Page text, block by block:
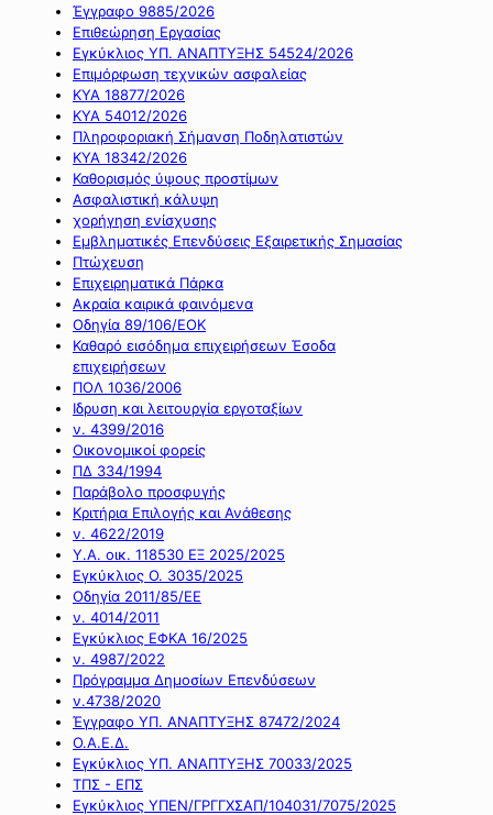
Έγγραφο 9885/2026
Επιθεώρηση Εργασίας
Εγκύκλιος ΥΠ. ΑΝΑΠΤΥΞΗΣ 54524/2026
Επιμόρφωση τεχνικών ασφαλείας
ΚΥΑ 18877/2026
ΚΥΑ 54012/2026
Πληροφοριακή Σήμανση Ποδηλατιστών
ΚΥΑ 18342/2026
Καθορισμός ύψους προστίμων
Ασφαλιστική κάλυψη
χορήγηση ενίσχυσης
Εμβληματικές Επενδύσεις Εξαιρετικής Σημασίας
Πτώχευση
Επιχειρηματικά Πάρκα
Ακραία καιρικά φαινόμενα
Οδηγία 89/106/ΕΟΚ
Καθαρό εισόδημα επιχειρήσεων Έσοδα
επιχειρήσεων
ΠΟΛ 1036/2006
Ιδρυση και λειτουργία εργοταξίων
ν. 4399/2016
Οικονομικοί φορείς
ΠΔ 334/1994
Παράβολο προσφυγής
Κριτήρια Επιλογής και Ανάθεσης
ν. 4622/2019
Υ.Α. οικ. 118530 ΕΞ 2025/2025
Εγκύκλιος Ο. 3035/2025
Οδηγία 2011/85/ΕΕ
ν. 4014/2011
Εγκύκλιος ΕΦΚΑ 16/2025
ν. 4987/2022
Πρόγραμμα Δημοσίων Επενδύσεων
ν.4738/2020
Έγγραφο ΥΠ. ΑΝΑΠΤΥΞΗΣ 87472/2024
Ο.Α.Ε.Δ.
Εγκύκλιος ΥΠ. ΑΝΑΠΤΥΞΗΣ 70033/2025
ΤΠΣ - ΕΠΣ
Εγκύκλιος ΥΠΕΝ/ΓΡΓΓΧΣΑΠ/104031/7075/2025